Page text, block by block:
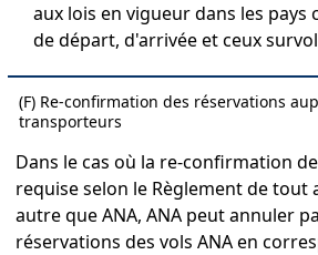
aux lois en vigueur dans les pays
de départ, d'arrivée et ceux
(F) Re-confirmation des réservations
transporteurs
Dans le cas où la re-confirmation
requise selon le Règlement de
autre que ANA, ANA peut annuler
réservations des vols ANA en